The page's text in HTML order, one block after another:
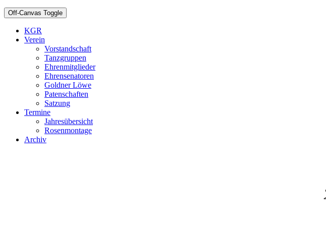
Off-Canvas Toggle
KGR
Verein
Vorstandschaft
Tanzgruppen
Ehrenmitglieder
Ehrensenatoren
Goldner Löwe
Patenschaften
Satzung
Termine
Jahresübersicht
Rosenmontage
Archiv